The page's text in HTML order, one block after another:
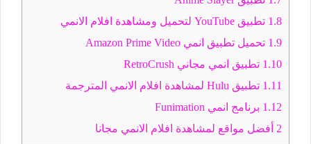
1.8 تطبيق YouTube لتحميل ومشاهدة افلام الانمي
1.9 تحميل تطبيق انمي Amazon Prime Video
1.10 تطبيق انمي مجاني RetroCrush
1.11 تطبيق Hulu لمشاهدة افلام الانمي المترجمة
1.12 برنامج انمي Funimation
2 أفضل مواقع لمشاهدة افلام الانمي مجانا